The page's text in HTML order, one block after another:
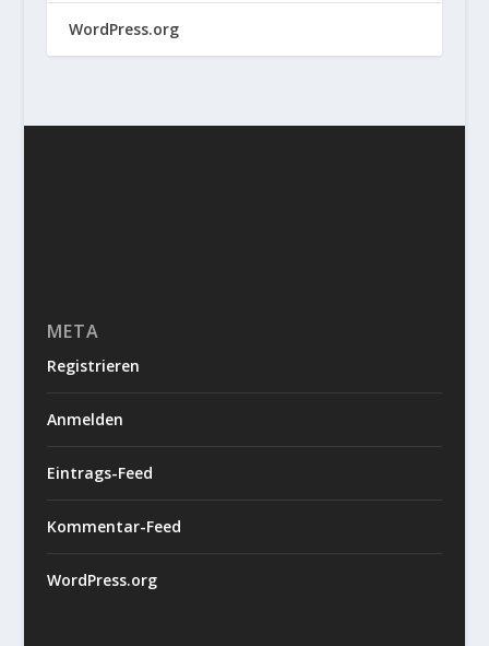
WordPress.org
META
Registrieren
Anmelden
Eintrags-Feed
Kommentar-Feed
WordPress.org